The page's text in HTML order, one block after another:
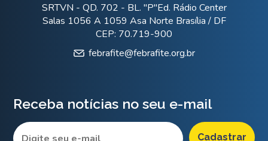
SRTVN - QD. 702 - BL. "P"Ed. Rádio Center
Salas 1056 A 1059 Asa Norte Brasília / DF
CEP: 70.719-900
febrafite@febrafite.org.br
Receba notícias no seu e-mail